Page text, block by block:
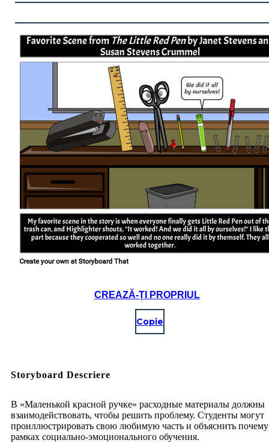
CREAZĂ-ȚI PROPRIUL
Copie
Storyboard Descriere
В «Маленькой красной ручке» расходные материалы должны
взаимодействовать, чтобы решить проблему. Студенты могут
проиллюстрировать свою любимую часть и объяснить
рамках социально-эмоционального обучения.